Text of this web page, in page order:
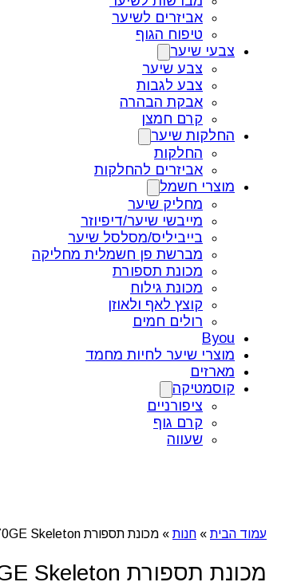
אביזרים לשיער
טיפוח הגוף
צבעי שיער
צבע שיער
צבע לגבות
אבקת הבהרה
קרם חמצן
החלקות שיער
החלקות
אביזרים להחלקות
מוצרי חשמל
מחליק שיער
מייבשי שיער/דיפיוזר
בייביליס/מסלסל שיער
מברשת פן חשמלית מחליקה
מכונת תספורת
מכונת גילוח
קוצץ לאף ולאוזן
רולים חמים
Byou
מוצרי שיער לחיות מחמד
מארזים
קוסמטיקה
ציפורניים
קרם גוף
שעווה
עמוד הבית » חנות » מכונת תספורת FX7870GE Skeleton בייבי לייס
מכונת תספורת FX7870GE Skeleton בייבי לייס